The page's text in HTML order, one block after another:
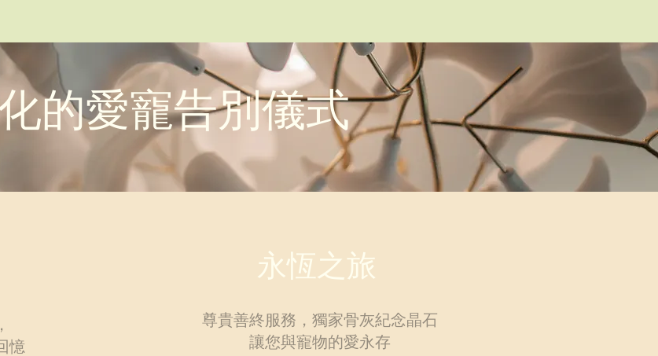
的愛寵告別儀式
憶
尊貴善終服務，獨家骨灰紀念晶石
讓您與寵物的愛永存
永恆之旅